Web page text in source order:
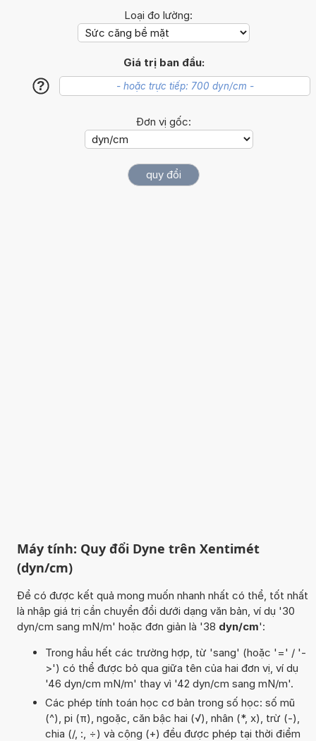
Loại đo lường:
Giá trị ban đầu:
?
Đơn vị gốc:
Máy tính: Quy đổi Dyne trên Xentimét
(dyn/cm)
Để có được kết quả mong muốn nhanh nhất có thể, tốt nhất
là nhập giá trị cần chuyển đổi dưới dạng văn bản, ví dụ '30
dyn/cm sang mN/m' hoặc đơn giản là '38 dyn/cm':
Trong hầu hết các trường hợp, từ 'sang' (hoặc '=' / '-
>') có thể được bỏ qua giữa tên của hai đơn vị, ví dụ
'46 dyn/cm mN/m' thay vì '42 dyn/cm sang mN/m'.
Các phép tính toán học cơ bản trong số học: số mũ
(^), pi (π), ngoặc, căn bậc hai (√), nhân (*, x), trừ (-),
chia (/, :, ÷) và cộng (+) đều được phép tại thời điểm